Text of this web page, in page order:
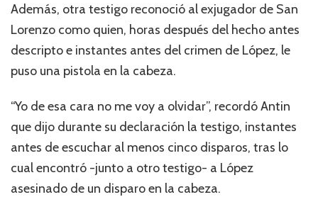
Además, otra testigo reconoció al exjugador de San
Lorenzo como quien, horas después del hecho antes
descripto e instantes antes del crimen de López, le
puso una pistola en la cabeza.
“Yo de esa cara no me voy a olvidar”, recordó Antin
que dijo durante su declaración la testigo, instantes
antes de escuchar al menos cinco disparos, tras lo
cual encontró -junto a otro testigo- a López
asesinado de un disparo en la cabeza.